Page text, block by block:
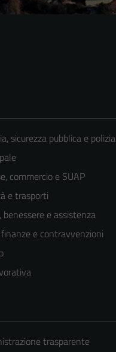
sicurezza pubblica e polizia
commercio e SUAP
e trasporti
benessere e assistenza
finanze e contravvenzioni
trasparente